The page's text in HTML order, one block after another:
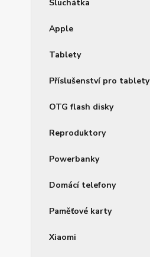
Sluchátka
Apple
Tablety
Příslušenství pro tablety
OTG flash disky
Reproduktory
Powerbanky
Domácí telefony
Paměťové karty
Xiaomi